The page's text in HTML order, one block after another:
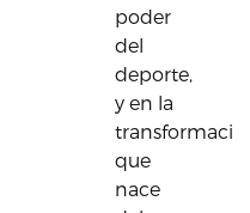
poder
del
deporte,
y en la
que
nace